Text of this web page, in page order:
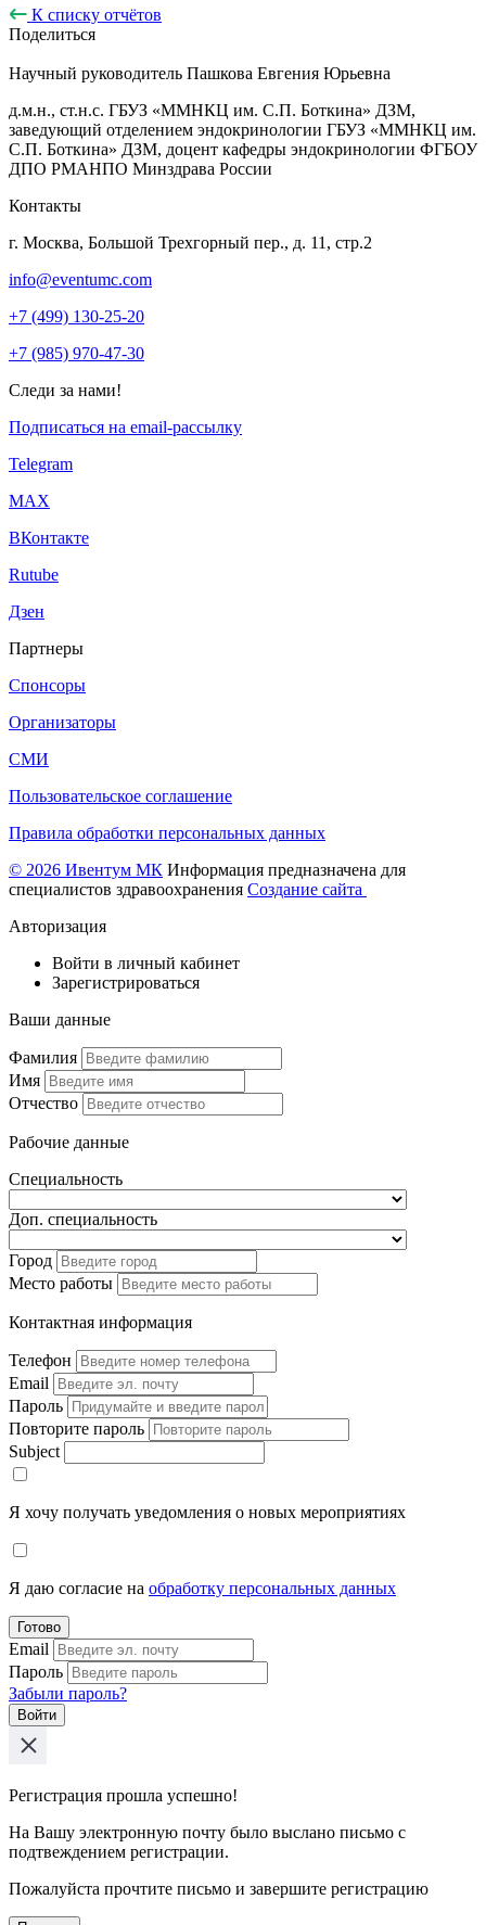
К списку отчётов
Поделиться
Научный руководитель Пашкова Евгения Юрьевна
д.м.н., ст.н.с. ГБУЗ «ММНКЦ им. С.П. Боткина» ДЗМ,
заведующий отделением эндокринологии ГБУЗ «ММНКЦ им.
С.П. Боткина» ДЗМ, доцент кафедры эндокринологии ФГБОУ
ДПО РМАНПО Минздрава России
Контакты
г. Москва, Большой Трехгорный пер., д. 11, стр.2
info@eventumc.com
+7 (499) 130-25-20
+7 (985) 970-47-30
Следи за нами!
Подписаться на email-рассылку
Telegram
МАХ
ВКонтакте
Rutube
Дзен
Партнеры
Спонсоры
Организаторы
СМИ
Пользовательское соглашение
Правила обработки персональных данных
© 2026 Ивентум МК Информация предназначена для
специалистов здравоохранения Создание сайта
Авторизация
Войти в личный кабинет
Зарегистрироваться
Ваши данные
Фамилия
Имя
Отчество
Рабочие данные
Специальность
Доп. специальность
Город
Место работы
Контактная информация
Телефон
Email
Пароль
Повторите пароль
Subject
Я хочу получать уведомления о новых мероприятиях
Я даю согласие на обработку персональных данных
Готово
Email
Пароль
Забыли пароль?
Войти
Регистрация прошла успешно!
На Вашу электронную почту было выслано письмо с
подтвеждением регистрации.
Пожалуйста прочтите письмо и завершите регистрацию